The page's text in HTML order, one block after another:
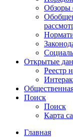
Обзоры
Открытые
Реестр
Поиск
Поиск
Карта
Главная